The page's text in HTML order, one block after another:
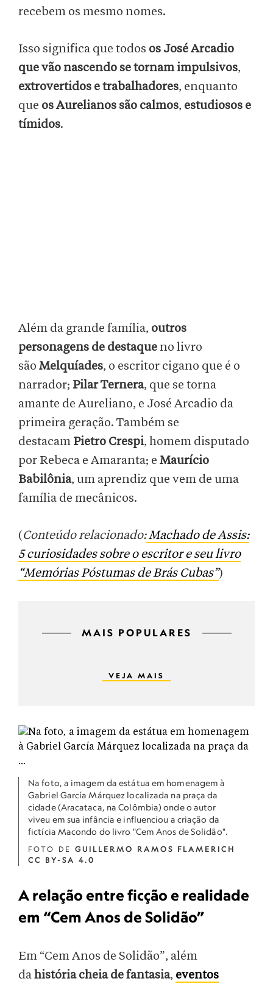
recebem os mesmo nomes.
Isso significa que todos os José Arcadio
que vão nascendo se tornam impulsivos,
extrovertidos e trabalhadores, enquanto
que os Aurelianos são calmos, estudiosos e
tímidos.
Além da grande família, outros
personagens de destaque no livro
são Melquíades, o escritor cigano que é o
narrador; Pilar Ternera, que se torna
amante de Aureliano, e José Arcadio da
primeira geração. Também se
destacam Pietro Crespi, homem disputado
por Rebeca e Amaranta; e Maurício
Babilônia, um aprendiz que vem de uma
família de mecânicos.
(Conteúdo relacionado:Machado de Assis:
5 curiosidades sobre o escritor e seu livro
“Memórias Póstumas de Brás Cubas”)
MAIS POPULARES
VEJA MAIS
Na foto, a imagem da estátua em homenagem à
Gabriel García Márquez localizada na praça da
cidade (Aracataca, na Colômbia) onde o autor
viveu em sua infância e influenciou a criação da
fictícia Macondo do livro "Cem Anos de Solidão".
FOTO DE GUILLERMO RAMOS FLAMERICH
CC BY-SA 4.0
A relação entre ficção e realidade
em “Cem Anos de Solidão”
Em “Cem Anos de Solidão”, além
dahistória cheia de fantasia, eventos